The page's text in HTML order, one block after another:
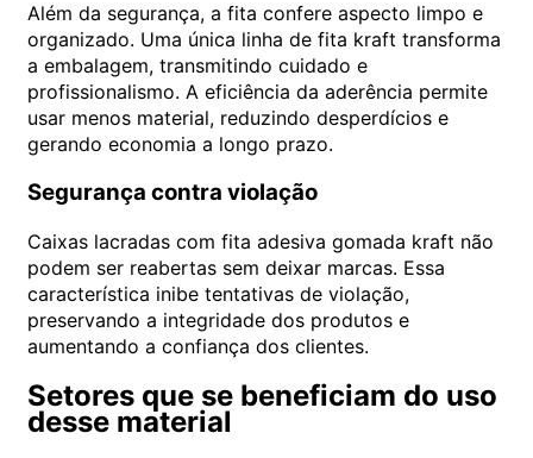
Além da segurança, a fita confere aspecto limpo e
organizado. Uma única linha de fita kraft transforma
a embalagem, transmitindo cuidado e
profissionalismo. A eficiência da aderência permite
usar menos material, reduzindo desperdícios e
gerando economia a longo prazo.
Segurança contra violação
Caixas lacradas com fita adesiva gomada kraft não
podem ser reabertas sem deixar marcas. Essa
característica inibe tentativas de violação,
preservando a integridade dos produtos e
aumentando a confiança dos clientes.
Setores que se beneficiam do uso
desse material